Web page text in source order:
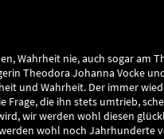
Wahrheit nie, auch sogar am
Theodora Johanna Vocke
und Wahrheit. Der immer
die ihn stets umtrieb,
wir werden wohl diesen
wohl noch Jahrhunderte